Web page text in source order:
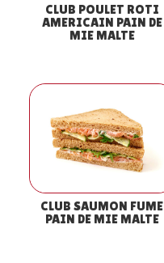
CLUB POULET ROTI
AMERICAIN PAIN DE
MIE MALTE
CLUB SAUMON FUME
PAIN DE MIE MALTE